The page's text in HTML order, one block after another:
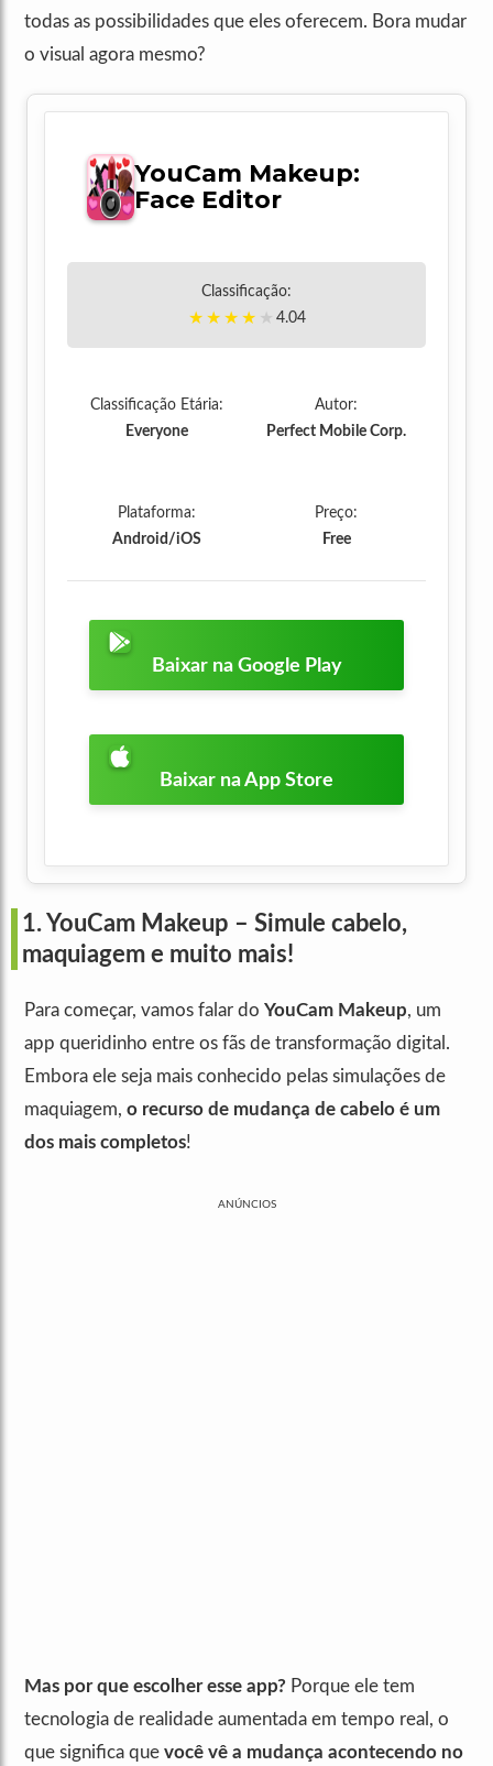
todas as possibilidades que eles oferecem. Bora mudar
o visual agora mesmo?
YouCam Makeup:
Face Editor
Classificação:
★ ★ ★ ★ ★ 4.04
Classificação Etária:
Everyone
Autor:
Perfect Mobile Corp.
Plataforma:
Android/iOS
Preço:
Free
Baixar na Google Play
Baixar na App Store
1. YouCam Makeup – Simule cabelo,
maquiagem e muito mais!
Para começar, vamos falar do YouCam Makeup, um
app queridinho entre os fãs de transformação digital.
Embora ele seja mais conhecido pelas simulações de
maquiagem, o recurso de mudança de cabelo é um
dos mais completos!
ANÚNCIOS
Mas por que escolher esse app? Porque ele tem
tecnologia de realidade aumentada em tempo real, o
que significa que você vê a mudança acontecendo no